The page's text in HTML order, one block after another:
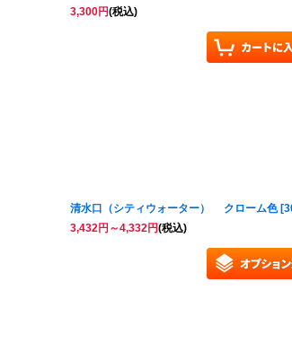
3,300円(税込)
清水口（シティウォーター） クローム色 [
3,432円 ～4,332円(税込)